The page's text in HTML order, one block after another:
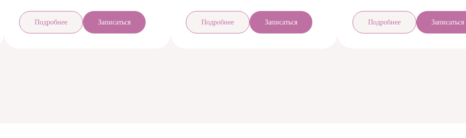
Подробнее Записаться Подробнее Записаться Подробнее Записаться